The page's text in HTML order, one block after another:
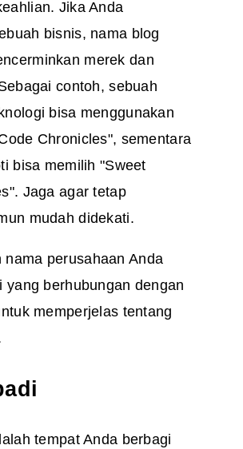
Jika Anda
bisnis, nama blog
merek dan
contoh, sebuah
bisa menggunakan
Chronicles", sementara
bisa memilih "Sweet
Jaga agar tetap
mudah didekati.
nama perusahaan Anda
yang berhubungan dengan
memperjelas tentang
tempat Anda berbagi